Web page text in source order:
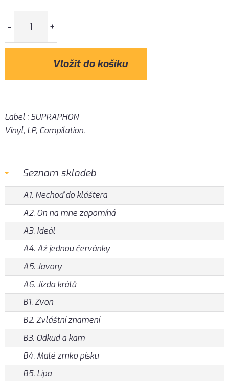
- +
Label : SUPRAPHON
Vinyl, LP, Compilation.
Seznam skladeb
A1. Nechoď do kláštera
A2. On na mne zapomíná
A3. Ideál
A4. Až jednou červánky
A5. Javory
A6. Jízda králů
B1. Zvon
B2. Zvláštní znamení
B3. Odkud a kam
B4. Malé zrnko písku
B5. Lípa